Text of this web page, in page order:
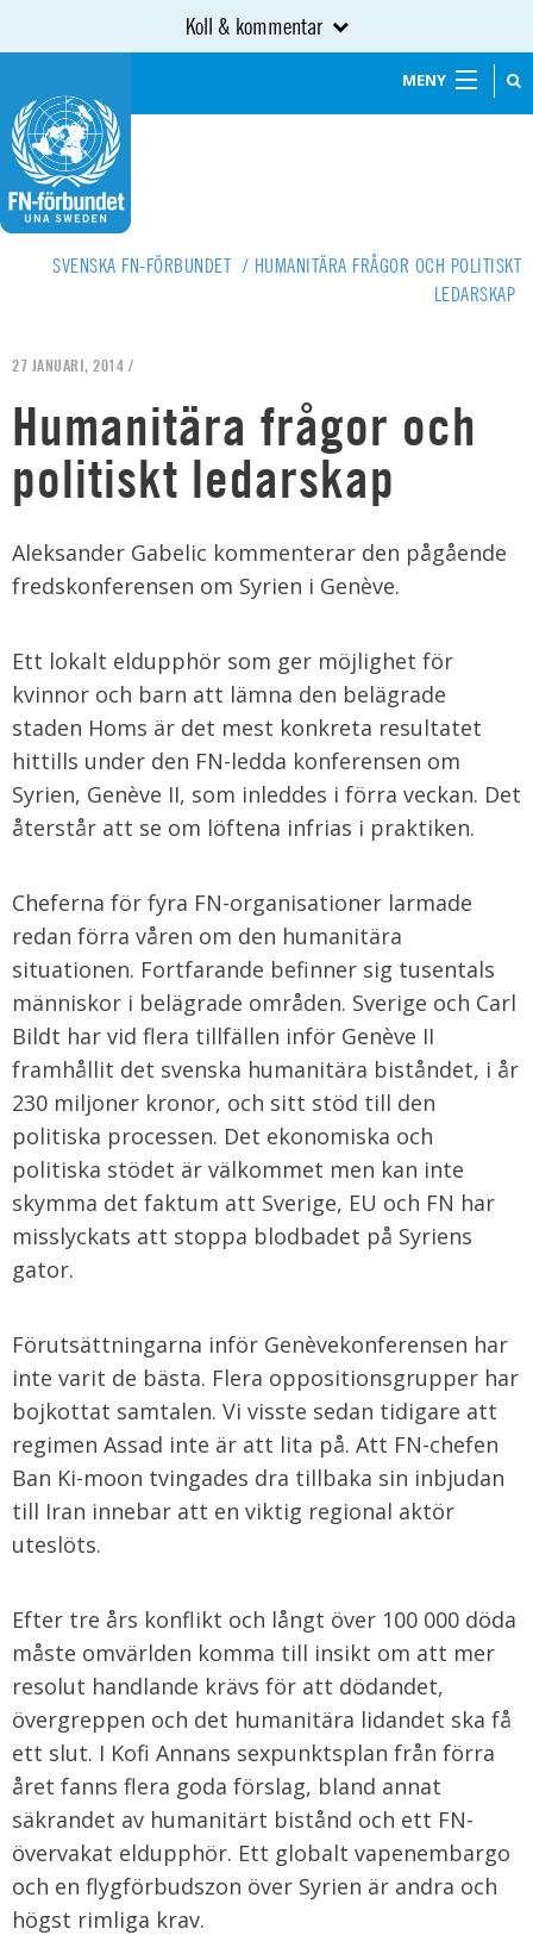
Koll & kommentar
MENY
SVENSKA FN-FÖRBUNDET / HUMANITÄRA FRÅGOR OCH POLITISKT
LEDARSKAP
27 JANUARI, 2014 /
Humanitära frågor och
politiskt ledarskap
Aleksander Gabelic kommenterar den pågående
fredskonferensen om Syrien i Genève.
Ett lokalt eldupphör som ger möjlighet för
kvinnor och barn att lämna den belägrade
staden Homs är det mest konkreta resultatet
hittills under den FN-ledda konferensen om
Syrien, Genève II, som inleddes i förra veckan. Det
återstår att se om löftena infrias i praktiken.
Cheferna för fyra FN-organisationer larmade
redan förra våren om den humanitära
situationen. Fortfarande befinner sig tusentals
människor i belägrade områden. Sverige och Carl
Bildt har vid flera tillfällen inför Genève II
framhållit det svenska humanitära biståndet, i år
230 miljoner kronor, och sitt stöd till den
politiska processen. Det ekonomiska och
politiska stödet är välkommet men kan inte
skymma det faktum att Sverige, EU och FN har
misslyckats att stoppa blodbadet på Syriens
gator.
Förutsättningarna inför Genèvekonferensen har
inte varit de bästa. Flera oppositionsgrupper har
bojkottat samtalen. Vi visste sedan tidigare att
regimen Assad inte är att lita på. Att FN-chefen
Ban Ki-moon tvingades dra tillbaka sin inbjudan
till Iran innebar att en viktig regional aktör
uteslöts.
Efter tre års konflikt och långt över 100 000 döda
måste omvärlden komma till insikt om att mer
resolut handlande krävs för att dödandet,
övergreppen och det humanitära lidandet ska få
ett slut. I Kofi Annans sexpunktsplan från förra
året fanns flera goda förslag, bland annat
säkrandet av humanitärt bistånd och ett FN-
övervakat eldupphör. Ett globalt vapenembargo
och en flygförbudszon över Syrien är andra och
högst rimliga krav.